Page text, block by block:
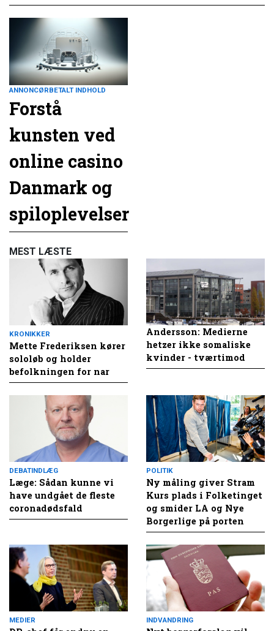
ANNONCØRBETALT INDHOLD
Forstå
kunsten ved
online casino
Danmark og
spiloplevelser
MEST LÆSTE
KRONIKKER
Mette Frederiksen kører
sololøb og holder
befolkningen for nar
Andersson: Medierne
hetzer ikke somaliske
kvinder - tværtimod
DEBATINDLÆG
Læge: Sådan kunne vi
have undgået de fleste
coronadødsfald
POLITIK
Ny måling giver Stram
Kurs plads i Folketinget
og smider LA og Nye
Borgerlige på porten
MEDIER INDVANDRING